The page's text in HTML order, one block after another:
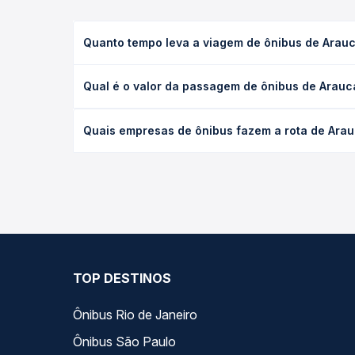
Quanto tempo leva a viagem de ônibus de
executivo ou leito) e as condições de tráfego. Na
Qual é o valor da passagem de ônibus de
de poltrona e a antecedência da compra. Na
Quais empresas de ônibus fazem a rota de
TOP DESTINOS
Ônibus Rio de Janeiro
Ônibus São Paulo